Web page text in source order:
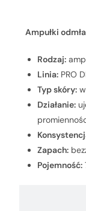
Ampułki
Rodzaj:
Linia: PRO
Typ skóry:
Działanie:
Zapach:
Pojemność: